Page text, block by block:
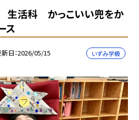
生活科 かっこいい兜をか
ス
日 2026/05/15 いずみ学級